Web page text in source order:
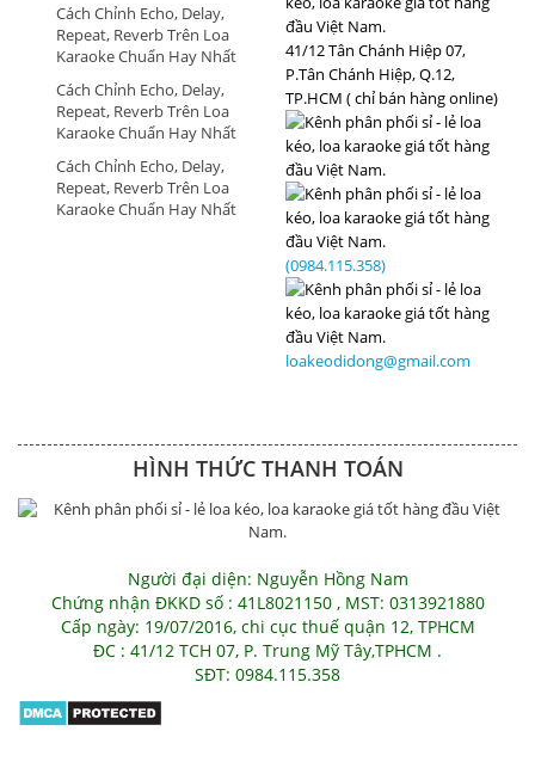
Cách Chỉnh Echo, Delay,
Repeat, Reverb Trên Loa
Karaoke Chuẩn Hay Nhất
Cách Chỉnh Echo, Delay,
Repeat, Reverb Trên Loa
Karaoke Chuẩn Hay Nhất
Cách Chỉnh Echo, Delay,
Repeat, Reverb Trên Loa
Karaoke Chuẩn Hay Nhất
41/12 Tân Chánh Hiệp 07,
P.Tân Chánh Hiệp, Q.12,
TP.HCM ( chỉ bán hàng online)
(0984.115.358)
loakeodidong@gmail.com
HÌNH THỨC THANH TOÁN
Người đại diện: Nguyễn Hồng Nam
Chứng nhận ĐKKD số : 41L8021150 , MST: 0313921880
Cấp ngày: 19/07/2016, chi cục thuế quận 12, TPHCM
ĐC : 41/12 TCH 07, P. Trung Mỹ Tây,TPHCM .
SĐT: 0984.115.358